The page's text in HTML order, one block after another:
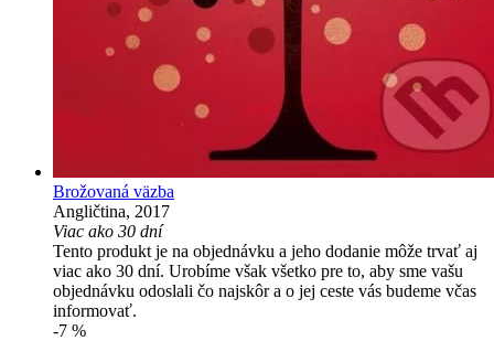
Brožovaná väzba
Angličtina, 2017
Viac ako 30 dní
Tento produkt je na objednávku a jeho dodanie môže trvať aj
viac ako 30 dní. Urobíme však všetko pre to, aby sme vašu
objednávku odoslali čo najskôr a o jej ceste vás budeme včas
informovať.
-7 %